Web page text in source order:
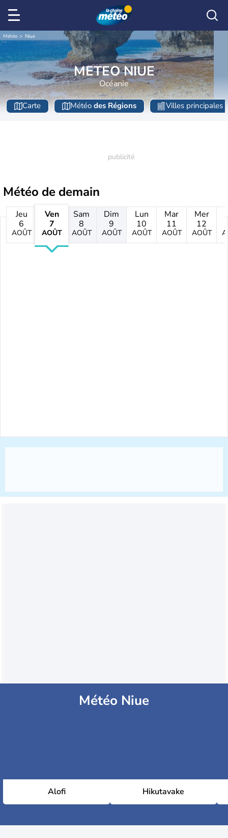
Météo Niue
METEO NIUE
Océanie
Carte Météo des Régions Villes principales
Météo de demain
Jeu
6
AOÛT
Ven
7
AOÛT
Sam
8
AOÛT
Dim
9
AOÛT
Lun
10
AOÛT
Mar
11
AOÛT
Mer
12
AOÛT
Météo Niue
Alofi Hikutavake